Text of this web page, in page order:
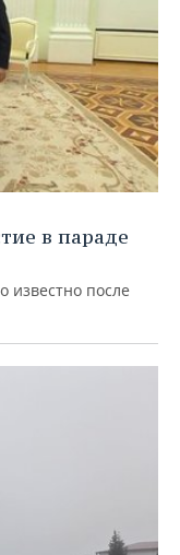
в параде
известно после